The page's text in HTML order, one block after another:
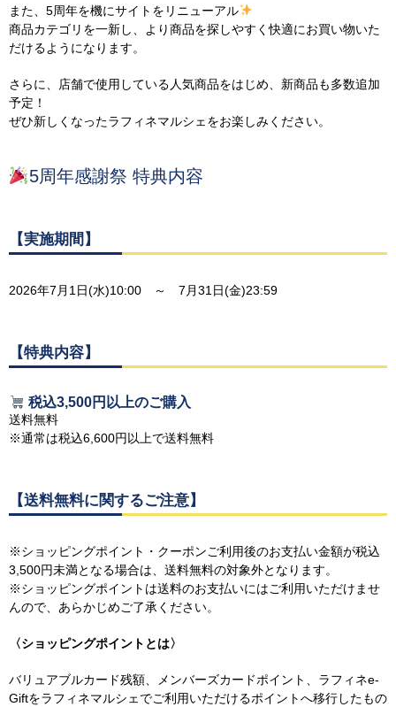
また、5周年を機にサイトをリニューアル
商品カテゴリを一新し、より商品を探しやすく快適にお買い物いた
だけるようになります。
さらに、店舗で使用している人気商品をはじめ、新商品も多数追加
予定！
ぜひ新しくなったラフィネマルシェをお楽しみください。
5周年感謝祭 特典内容
【実施期間】
2026年7月1日(水)10:00 ～ 7月31日(金)23:59
【特典内容】
税込3,500円以上のご購入
送料無料
※通常は税込6,600円以上で送料無料
【送料無料に関するご注意】
※ショッピングポイント・クーポンご利用後のお支払い金額が税込
3,500円未満となる場合は、送料無料の対象外となります。
※ショッピングポイントは送料のお支払いにはご利用いただけませ
んので、あらかじめご了承ください。
〈ショッピングポイントとは〉
バリュアブルカード残額、メンバーズカードポイント、ラフィネe-
Giftをラフィネマルシェでご利用いただけるポイントへ移行したもの